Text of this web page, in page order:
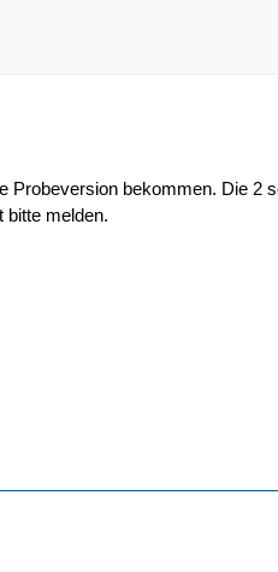
Probeversion bekommen. Die 2
bitte melden.